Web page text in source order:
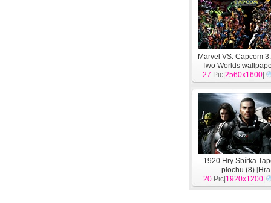
Marvel VS. Capcom
Two Worlds
herní[Hra]
27 Pic|2560x1600
1920 Hry Sbírka
plochu (8) [Hra
20 Pic| 1920x1200